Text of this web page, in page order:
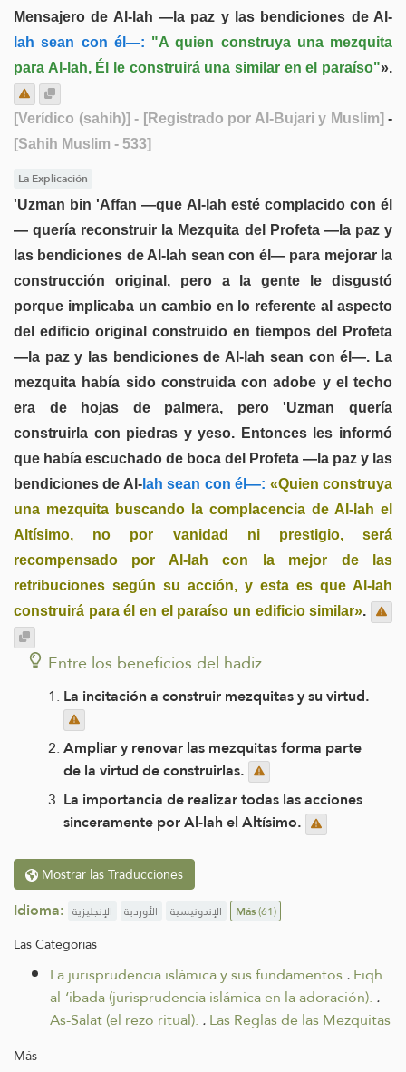
Mensajero de Al-lah —la paz y las bendiciones de Al-
lah sean con él—: "A quien construya una mezquita
para Al-lah, Él le construirá una similar en el paraíso"».
[Verídico (sahih)] - [Registrado por Al-Bujari y Muslim] -
[Sahih Muslim - 533]
La Explicación
'Uzman bin 'Affan —que Al-lah esté complacido con él
— quería reconstruir la Mezquita del Profeta —la paz y
las bendiciones de Al-lah sean con él— para mejorar la
construcción original, pero a la gente le disgustó
porque implicaba un cambio en lo referente al aspecto
del edificio original construido en tiempos del Profeta
—la paz y las bendiciones de Al-lah sean con él—. La
mezquita había sido construida con adobe y el techo
era de hojas de palmera, pero 'Uzman quería
construirla con piedras y yeso. Entonces les informó
que había escuchado de boca del Profeta —la paz y las
bendiciones de Al-lah sean con él—: «Quien construya
una mezquita buscando la complacencia de Al-lah el
Altísimo, no por vanidad ni prestigio, será
recompensado por Al-lah con la mejor de las
retribuciones según su acción, y esta es que Al-lah
construirá para él en el paraíso un edificio similar».
Entre los beneficios del hadiz
La incitación a construir mezquitas y su virtud.
Ampliar y renovar las mezquitas forma parte
de la virtud de construirlas.
La importancia de realizar todas las acciones
sinceramente por Al-lah el Altísimo.
Mostrar las Traducciones
Idioma: الإنجليزية الأوردية الإندونيسية Más(61)
Las Categorías
La jurisprudencia islámica y sus fundamentos.Fiqh
al-‘ibada (jurisprudencia islámica en la adoración). .
As-Salat (el rezo ritual). .Las Reglas de las Mezquitas
Más